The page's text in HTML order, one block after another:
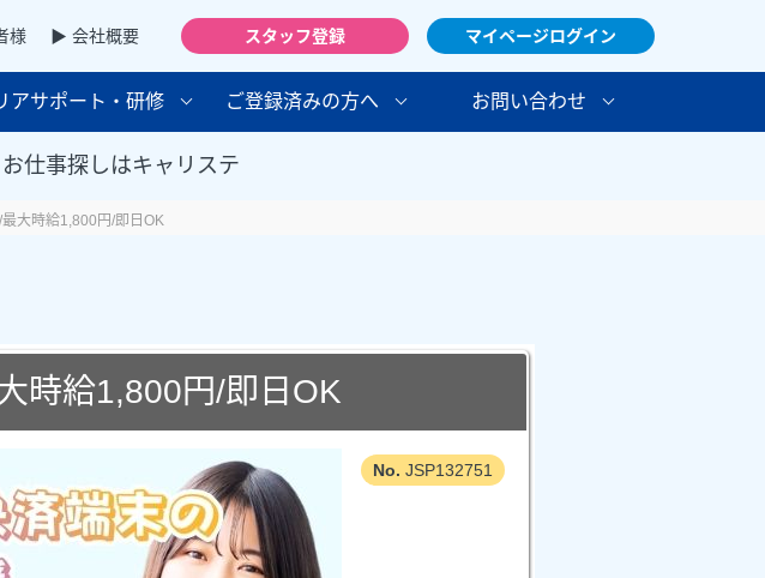
様 ▶ 会社概要 スタッフ登録 マイページログイン
アサポート・研修 ご登録済みの方へ お問い合わせ
仕事探しはキャリステ
大時給1,800円/即日OK
時給1,800円/即日OK
JSP132751